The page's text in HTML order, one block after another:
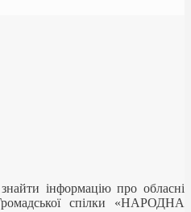
інформацію про обласні
Громадської спілки «НАРОДНА